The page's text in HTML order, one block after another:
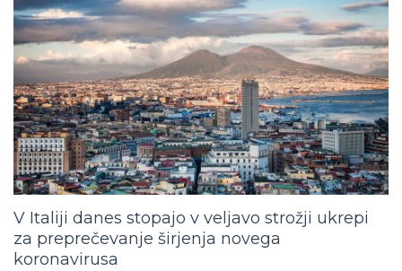
V Italiji danes stopajo v veljavo strožji ukrepi
za preprečevanje širjenja novega
koronavirusa